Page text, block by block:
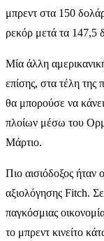
μπρεντ στα 150
ρεκόρ μετά τα 147,5
Μία άλλη
επίσης, στα τέλη της
θα μπορούσε να
πλοίων μέσω του
Μάρτιο.
Πιο αισιόδοξος ήταν
αξιολόγησης Fitch. Σε
παγκόσμιας
το μπρεντ κινείτο